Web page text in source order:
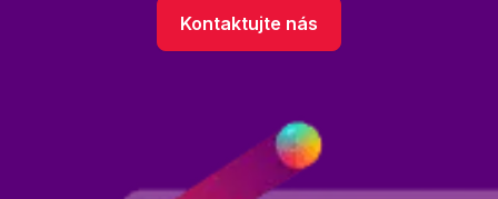
Kontaktujte nás